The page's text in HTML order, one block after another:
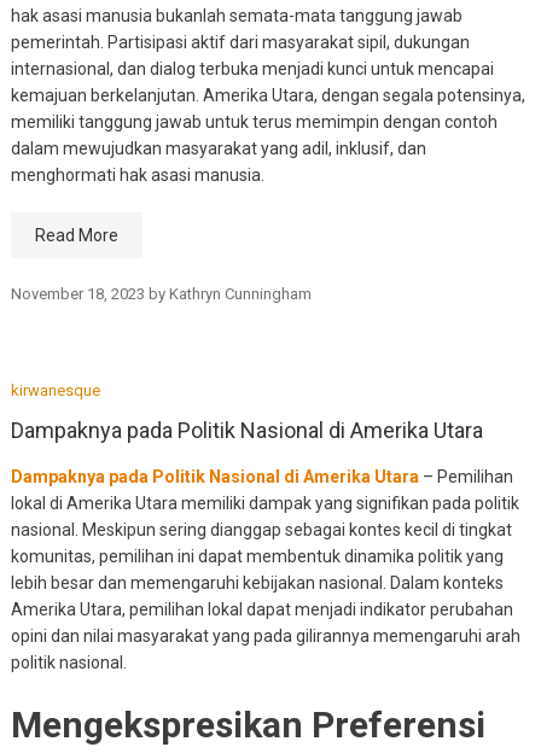
hak asasi manusia bukanlah semata-mata tanggung jawab
pemerintah. Partisipasi aktif dari masyarakat sipil, dukungan
internasional, dan dialog terbuka menjadi kunci untuk mencapai
kemajuan berkelanjutan. Amerika Utara, dengan segala potensinya,
memiliki tanggung jawab untuk terus memimpin dengan contoh
dalam mewujudkan masyarakat yang adil, inklusif, dan
menghormati hak asasi manusia.
Read More
November 18, 2023 by Kathryn Cunningham
kirwanesque
Dampaknya pada Politik Nasional di Amerika Utara
Dampaknya pada Politik Nasional di Amerika Utara – Pemilihan
lokal di Amerika Utara memiliki dampak yang signifikan pada politik
nasional. Meskipun sering dianggap sebagai kontes kecil di tingkat
komunitas, pemilihan ini dapat membentuk dinamika politik yang
lebih besar dan memengaruhi kebijakan nasional. Dalam konteks
Amerika Utara, pemilihan lokal dapat menjadi indikator perubahan
opini dan nilai masyarakat yang pada gilirannya memengaruhi arah
politik nasional.
Mengekspresikan Preferensi